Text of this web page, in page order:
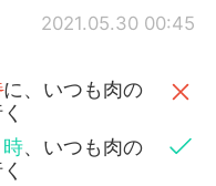
2021.05.30 00:45
に、いつも肉の
、いつも肉の